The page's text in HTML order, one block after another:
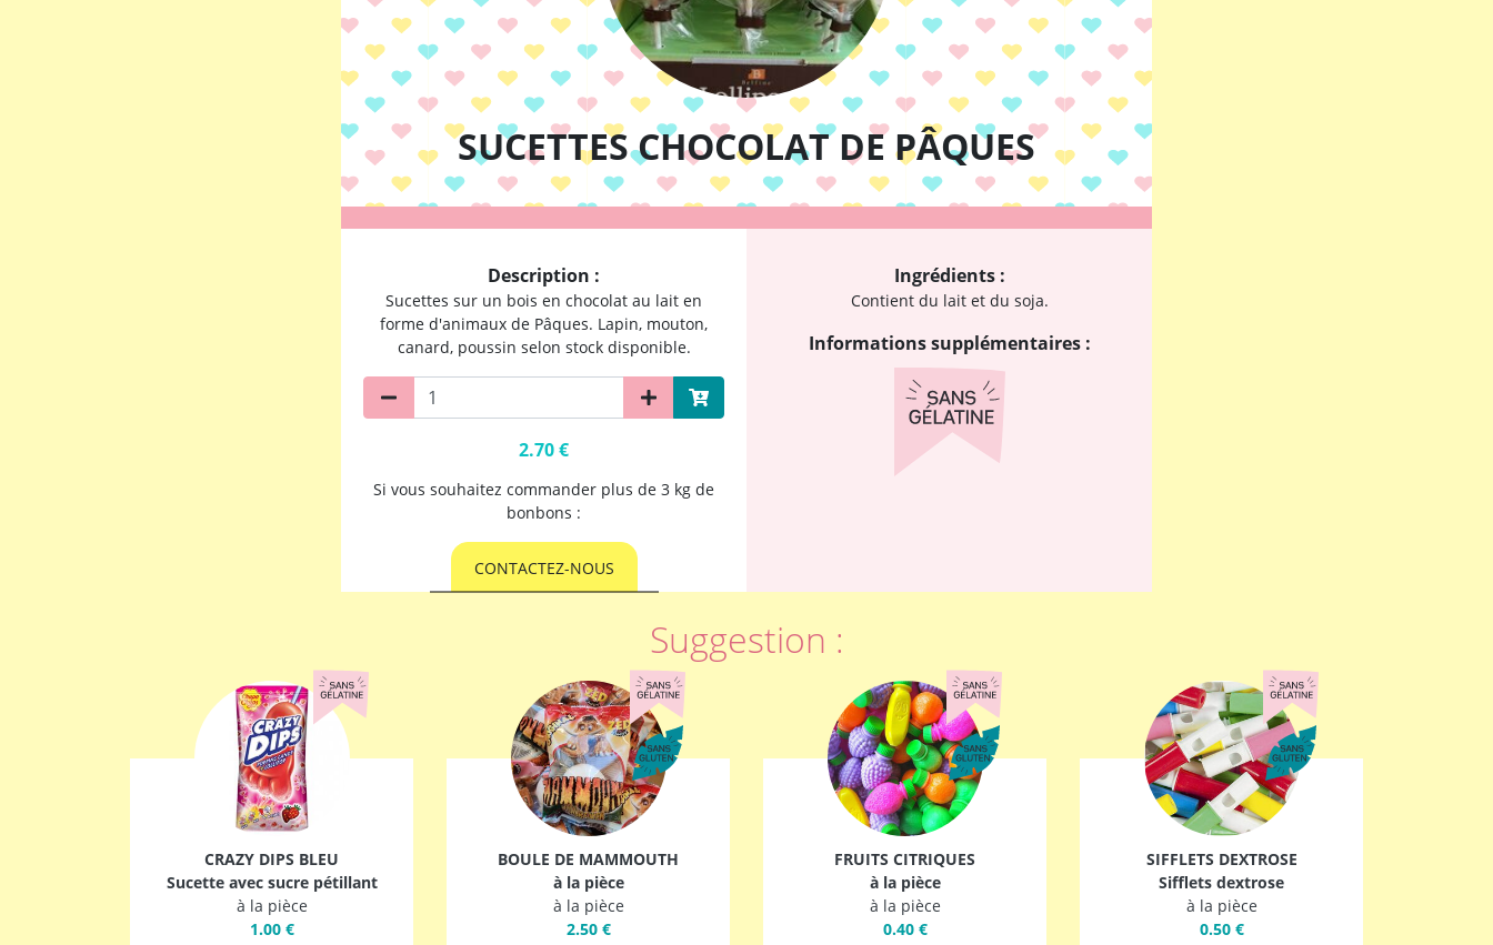
SUCETTES CHOCOLAT DE PÂQUES
Description :
Sucettes sur un bois en chocolat au lait en
forme d'animaux de Pâques. Lapin, mouton,
canard, poussin selon stock disponible.
2.70 €
Si vous souhaitez commander plus de 3 kg de
bonbons :
CONTACTEZ-NOUS
Ingrédients :
Contient du lait et du soja.
Informations supplémentaires :
Suggestion :
CRAZY DIPS BLEU
Sucette avec sucre pétillant
à la pièce
1.00 €
BOULE DE MAMMOUTH
à la pièce
à la pièce
2.50 €
FRUITS CITRIQUES
à la pièce
à la pièce
0.40 €
SIFFLETS DEXTROSE
Sifflets dextrose
à la pièce
0.50 €